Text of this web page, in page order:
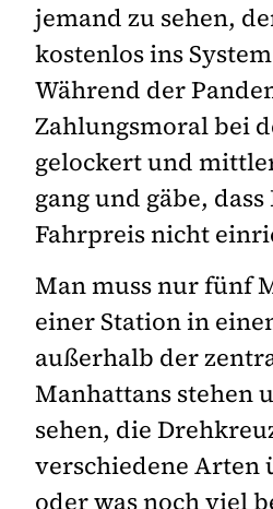
jemand zu sehen,
kostenlos ins
Während der
Zahlungsmoral bei
gelockert und
gang und gäbe,
Fahrpreis nicht
Man muss nur fünf
einer Station in
außerhalb der
Manhattans stehen
sehen, die
verschiedene Arten
oder was noch viel